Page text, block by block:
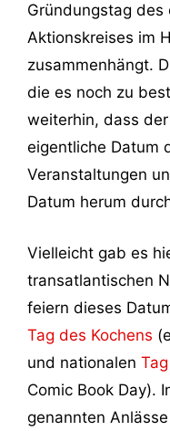
Gründungstag des
Aktionskreises im
zusammenhängt.
die es noch zu
weiterhin, dass
eigentliche Datum
Veranstaltungen
Datum herum
Vielleicht gab es
transatlantischen
feiern dieses
Tag des Kochens
und nationalen
Comic Book Day).
genannten